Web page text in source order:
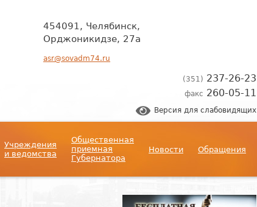
454091, Челябинск,
Орджоникидзе, 27а
asr@sovadm74.ru
(351) 237-26-23
факс 260-05-11
Версия для слабовидящих
Учреждения
и ведомства
Общественная
приемная
Губернатора
Новости Обращения